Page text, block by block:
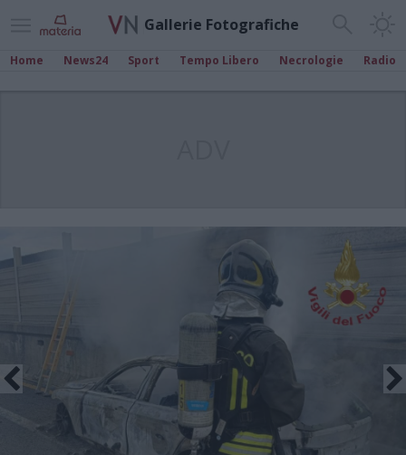
Gallerie Fotografiche
Home News24 Sport Tempo Libero Necrologie Radio